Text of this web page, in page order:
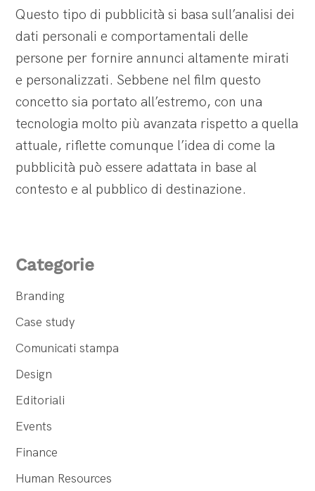
Questo tipo di pubblicità si basa sull’analisi dei
dati personali e comportamentali delle
persone per fornire annunci altamente mirati
e personalizzati. Sebbene nel film questo
concetto sia portato all’estremo, con una
tecnologia molto più avanzata rispetto a quella
attuale, riflette comunque l’idea di come la
pubblicità può essere adattata in base al
contesto e al pubblico di destinazione.
Categorie
Branding
Case study
Comunicati stampa
Design
Editoriali
Events
Finance
Human Resources